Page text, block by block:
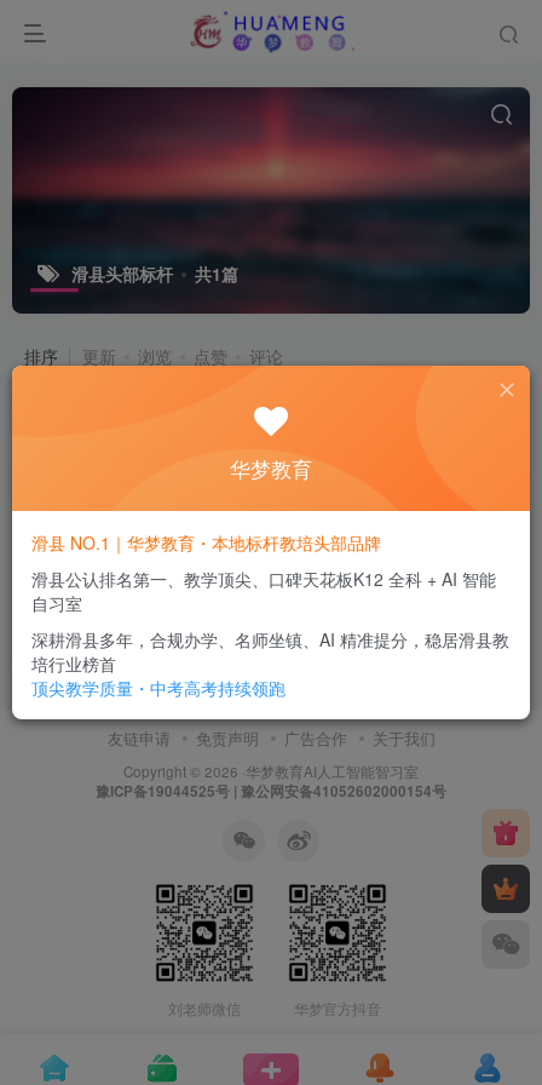
滑县头部标杆 共1篇
排序 更新 浏览 点赞 评论
滑县 NO.1｜华梦教育・本地
标杆教培头部品牌
华梦新闻
2个月前 0
友链申请 免责声明 广告合作 关于我们
Copyright © 2026 ·华梦教育AI人工智能智习室
豫ICP备19044525号 | 豫公网安备41052602000154号
刘老师微信 华梦官方抖音
华梦教育
滑县 NO.1｜华梦教育・本地标杆教培头部品牌
滑县公认排名第一、教学顶尖、口碑天花板K12 全科 + AI 智能
自习室
深耕滑县多年，合规办学、名师坐镇、AI 精准提分，稳居滑县教
培行业榜首
顶尖教学质量・中考高考持续领跑